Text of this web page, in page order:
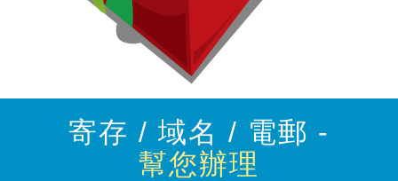
寄存 / 域名 / 電郵 -
幫您辦理